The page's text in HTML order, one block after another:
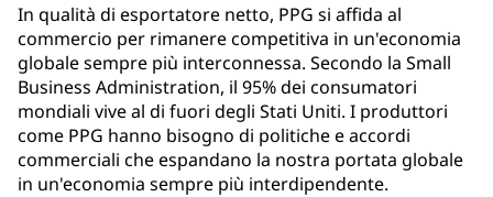
In qualità di esportatore netto, PPG si affida al
commercio per rimanere competitiva in un'economia
globale sempre più interconnessa. Secondo la Small
Business Administration, il 95% dei consumatori
mondiali vive al di fuori degli Stati Uniti. I produttori
come PPG hanno bisogno di politiche e accordi
commerciali che espandano la nostra portata globale
in un'economia sempre più interdipendente.